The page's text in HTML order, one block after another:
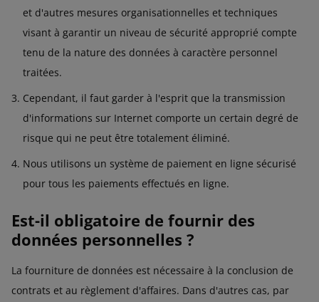
et d'autres mesures organisationnelles et techniques
visant à garantir un niveau de sécurité approprié compte
tenu de la nature des données à caractère personnel
traitées.
Cependant, il faut garder à l'esprit que la transmission
d'informations sur Internet comporte un certain degré de
risque qui ne peut être totalement éliminé.
Nous utilisons un système de paiement en ligne sécurisé
pour tous les paiements effectués en ligne.
Est-il obligatoire de fournir des
données personnelles ?
La fourniture de données est nécessaire à la conclusion de
contrats et au règlement d'affaires. Dans d'autres cas, par